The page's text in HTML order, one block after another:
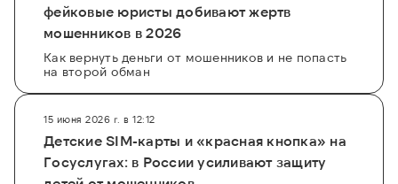
фейковые юристы добивают жертв
мошенников в 2026
Как вернуть деньги от мошенников и не попасть
на второй обман
15 июня 2026 г. в 12:12
Детские SIM-карты и «красная кнопка» на
Госуслугах: в России усиливают защиту